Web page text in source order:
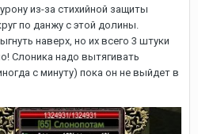
из-за стихийной защиты
по данжу с этой долины.
наверх, но их всего 3 штуки
Слоника надо вытягивать
с минуту) пока он не выйдет в